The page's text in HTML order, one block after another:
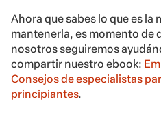
Ahora que sabes lo que es la
mantenerla, es momento de
nosotros seguiremos
compartir nuestro ebook:
Consejos de especialistas
principiantes.